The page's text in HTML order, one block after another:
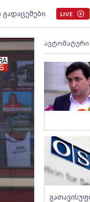
LIVE